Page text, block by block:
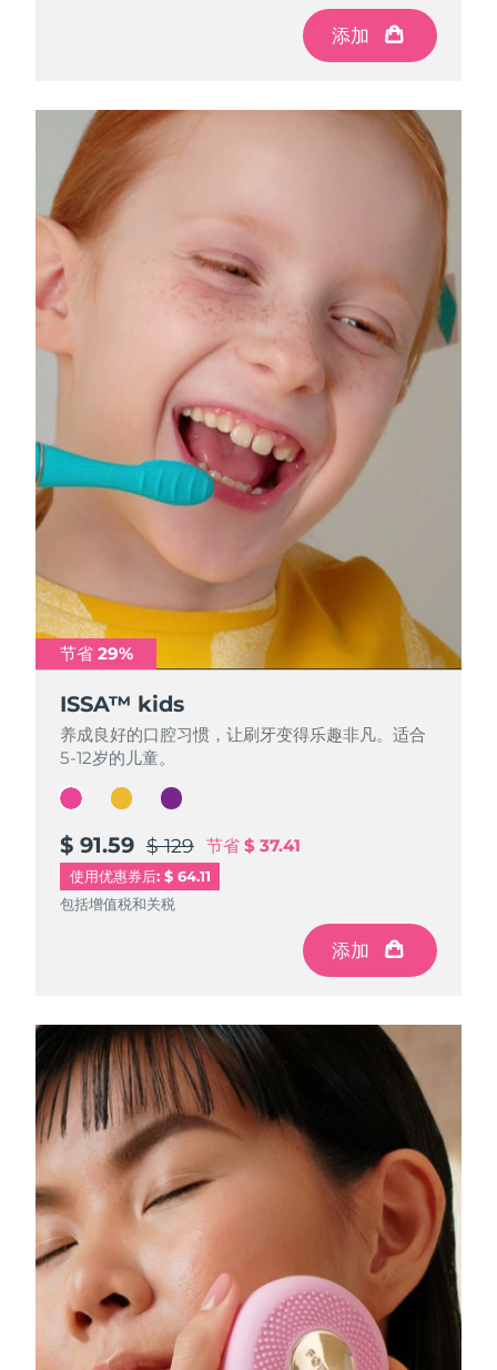
添加
节省 29%
ISSA™ kids
养成良好的口腔习惯，让刷牙变得乐趣非凡。适合
5-12岁的儿童。
$ 91.59 $ 129 节省 $ 37.41
使用优惠券后: $ 64.11
包括增值税和关税
添加
节省 29%
ISSA™ kids
养成良好的口腔习惯，让刷牙变得乐趣非凡。适合
5-12岁的儿童。
$ 91.59 $ 129 节省 $ 37.41
包括增值税和关税
添加
节省 29%
ISSA™ kids
养成良好的口腔习惯，让刷牙变得乐趣非凡。适合
5-12岁的儿童。
$ 91.59 $ 129 节省 $ 37.41
包括增值税和关税
添加
预计送达日期 8/14/26